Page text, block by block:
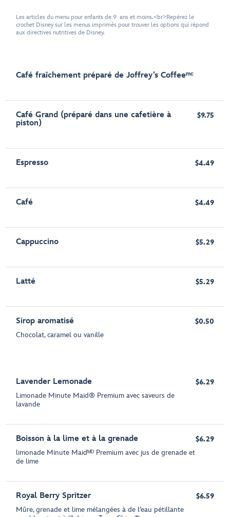
Les articles du menu pour enfants de 9 ans et moins.<br>Repérez le
crochet Disney sur les menus imprimés pour trouver les options qui répond
aux directives nutritives de Disney.
Café fraîchement préparé de Joffrey’s Coffeeᵐᶜ
Café Grand (préparé dans une cafetière à
piston)
$9.75
Espresso $4.49
Café $4.49
Cappuccino $5.29
Latté $5.29
Sirop aromatisé
Chocolat, caramel ou vanille
$0.50
Lavender Lemonade
Limonade Minute Maid® Premium avec saveurs de
lavande
$6.29
Boisson à la lime et à la grenade
limonade Minute Maidᴹᴰ Premium avec jus de grenade et
de lime
$6.29
Royal Berry Spritzer
Mûre, grenade et lime mélangées à de l’eau pétillante
$6.59